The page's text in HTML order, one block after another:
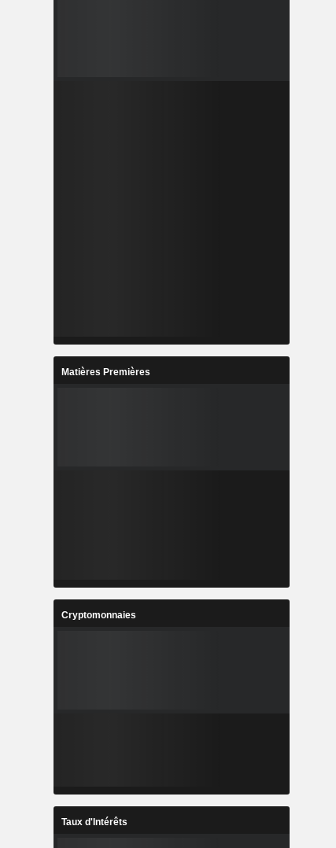
Matières Premières
Cryptomonnaies
Taux d'Intérêts